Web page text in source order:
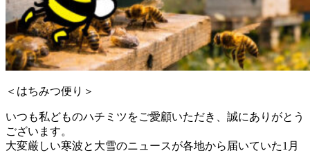
＜はちみつ便り＞
いつも私どものハチミツをご愛顧いただき、誠にありがとう
ございます。
大変厳しい寒波と大雪のニュースが各地から届いていた1月